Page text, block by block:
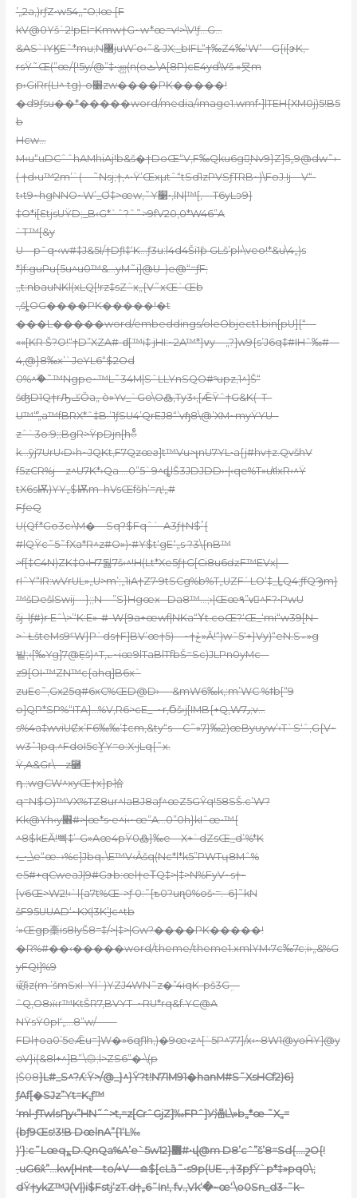
’„2a,)rƒZ•w54,,־O;Iœ [F
kV@0Yš`2!pEI=Kmw†G~w*œ=v!>\V!ƒ…G…
&AS`IYϏEˆ*mu;N޳juW’o‹˜& JX;_bIFL“†‰Z4‰‘Wߵ––G{i[ɝK‚-
rsŸ˜Œ(”œ/{!5y/@”‡•;ஐ(n(oٹ\A[8P)cE4yd\Vš «묫m
p›GiRr(LI^ tg)-o׸zw����PK�����!
�d9ƒsu��*�����word/media/image1.wmf•]lTEH{XM0j)5!B5
b
Hcw…
M‹u“uDCˆˆhAMhiAj!b&š�†DoŒ“V‚F‰Qku6g̝Nv9}Z]5„9@dw˜›-
( †d›u™2m’`(—˜Nsj;†‚^•Ÿ’Œxµtˆ“tSd1zPVSƒTRB~)\FoJ.Ij—V“-
t›t9~hgNNO~W’_Ơ‡>œw‚˜Y׹•‚lN|™[,—T6yLэ9}
‡O*i[ƐtjsUŸD;_B‹G*`ˆ?ˆ˜>9fV20,0*W46”A
`T™[&y
U—p¯q•‹w#‡J&5I/†DƒI‡‘K…ƒ3u:l4d4Ši1ƥ GLš’pl›\veo!*&u\4„)s
*)f:guPu{5u^u0™&…yM˜i]@U–)e@“=ƒF;
‚,t:nbauNKl(xLQ[!rz‡sZˆx„{V˜xŒ`Œb
.‚šȴOG����PK�����!�t
���L�����word/embeddings/oleObject1.bin[pU]{“—
««[KR Š?O!“†D”XZA#-ԁ[™i‡ jHI:~2A™*}νy—„?]w9{s’J6q‡#IHˆ‰#—
4‚@}8‰x’`JeYL6“$2Od
0%^ۨ�˜™Ngpe~™L˜34M|SˆLLYnSQO#ˢupz‚1^]Š“
šʤD1Q†rԠݢŎa„ò»Yv_`Go\O߷‚Ty3‹‚[ǢŸˆ†G&K(–T–
U™ް“„a™fBRX*ˆ‡B.’1ƒSU4’QrEJ8“’vɧ8\@’XM~myŸYU -
zˆ`3o:9;;BgR>ŸpDjn[hဵ
k…ȳj7UrU‹D›h~JQKt,F7Qzœƨ]t™Vu>լnU7YL•a{j#hv†z.QvšhV
f5zCR%j—z^U7K*›Qa….0”5`9^ȡlŠ3JDJDD›•|‹qe%T»u\ͩIxR‹^Ÿ
tX6sѬ)YY„$Ѭm–hVsŒfšh’=ԯ!„#
FƒeQ
U(Qf*Go3c›\M�—Sq?$Fqˆ`-A3ƒ†N$ٴ{
#lQŸc˜5˜fXa*R^z#O»)•#Y$t‘gE٬„s ?3\{nB™
>f[‡C4N)ZK‡0‹H7됧7š‹^!H(Lt*Xe5ƒ†G[Ci8u6ǳF™EVx|—
rIˆY“IR:wVrUL»„U>m’;„1iA†Z7•9tSCg%b%T„UZF`LO‘‡_L̠Q4;ƒfQϠm}
™šDešlSwij—};;N—”S}Hgœx –Da8™…;›|Œœ۹”vٍ^F?•PwU
šj–lƒ#)r Eˆ\>’‘K:E»-#-W{9a+œwf|NKa“Υt.coŒ?‘Œ_‘mi“w39[N–
>`ȽšteMs9ˁW}P`ds†F]BV’œ†5)—~†ݞ»Ǎ!“)wˆ5‘+}Vy)“eN.S؞»g
밭;‹[‰Yg]7@݀Eš)^T‚؎~iœ9lTaBlTfbŠ=Sc)JLPn0yMc–-
z9[OI•™ZN™с{ahq]B6x`
zuEc˜,Gx25q#6xC%ŒD@D›— &mW6‰k,:m’WC %ϯb[“9
o]QP*SP%“ITA}…%V‚R6>cE_–~r,Ϭš›j[IMB{+Q‚W7٫;v…
s%4a‡wviUȻx’F6‰‰’‡cm‚&ty“s—C˜»7}‰2)œByuyw’‹T`S‘ˆ,G{V~
w3ܰ`1pq.^FdoI5cY̫Y=o:X•jLq{˜x.
Ÿ‚A&Gr\—z⿽
դ.;wgCW^xyŒ†x}p祫
q=N$O)™VX%TZ8ur^IaBJ8aƒ^œZ5GŶq!58SŠ.c’W?
Kk@Yh‹y׎#>|œ*s•e^i‹~œ”A…0”0h}kIˆœ•™{
^8$kEӐ!뻭‡’-G»Aœ4pŸ0߷}‰e—X+`dZsŒ_d’%*K
‹_•_\e“œ. ›%c]Jbqۦ\E™V‹Ǎšq(Nc*l*k5”PWTɥ8Mˆ%
e5#+qCweaJ|9#Gɝb:œl†eΤQ‡>|‡>N%FyV~s†~
[v6Œ>W2!‹`l{a7t%Œ->ƒ 0:˜[ҍ0?uɳ0%oš•=:–6]˜kN
šF95UUAD‘~KX|3K’̼Ic^tb
‘»Œgp槀is8IyŠ8=‡/>|‡>|Gw?����PK�����!
�R%#��‹�����word/theme/theme1.xmlYM‹7c‰7c;i›„&%G
yFQI]%9
i顁z(m ’šmSxl–Yl`)YZJ4WN˜z�”4iqK-pš3Gܹ—
ˆQ‚O8ӝr™KtŠR7,BVYT–~RU*rq&f.YC@A
NŸsŸ0pI‘„…8”w/——
FDl†oa0’5eǢu=]W�»6qƒ1h,)�9œ‹z^[`5P^77]/x‹~8W1@yѳĤY]@y
oV}i(&8l+^]B”\۞;l>ZS6”�•\(p
|Š08}L#_S^?ʎ:Ÿ>/@_}^}Ÿ?t!N71M91�hanM#S˜XsHCf2)6}
ƒAf[�SJz”Yt=K,ƒ™
‘ml-ƒTwlsȠy‹”HN˜ˆ>t,=z[CrˆGjZ]‰FPˆ]У澏L\»b„*œ ˜X„=
(bƒ9Œs!3!B DœlnA”{1‘L‰
)‘}:c˜Lœq؏D.QnQa%A’e`5w12}޾#•վ@m D8’cˆ”š’8=Sd{.…շO{!
˰uG6ܺx”…kw[Hnt—to/+V—⪮$[cLȁ˜•s9p(UE-,.†3pƒŸ`p*‡»pq0\;
dŸ†ykZ™J(V|)i$Fstj‘zT.d†„6˜In!, fv.,Vk‘�~œ‘\o0Sn_d3-˜k–